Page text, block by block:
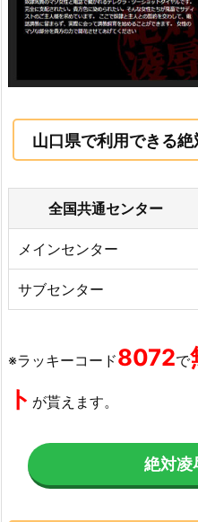
山口県で利用できる
全国共通センター
メインセンター
サブセンター
※ラッキーコード8072で
ト が貰えます。
絶対凌